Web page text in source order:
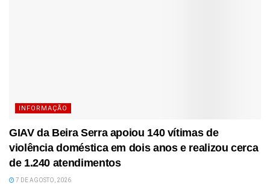
INFORMAÇÃO
GIAV da Beira Serra apoiou 140 vítimas de
violência doméstica em dois anos e realizou cerca
de 1.240 atendimentos
7 DE AGOSTO, 2026